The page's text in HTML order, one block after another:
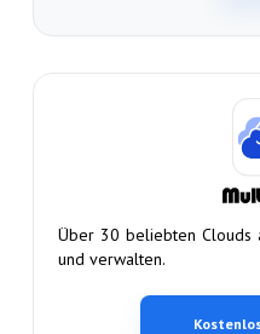
Über 30 beliebten Clouds
und verwalten.